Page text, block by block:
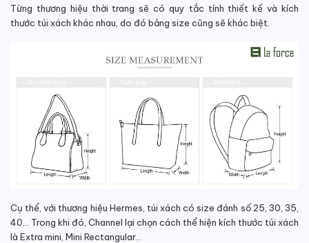
Từng thương hiệu thời trang sẽ có quy tắc tính thiết kế và kích
thước túi xách khác nhau, do đó bảng size cũng sẽ khác biệt.
Cụ thể, với thương hiệu Hermes, túi xách có size đánh số 25, 30, 35,
40… Trong khi đó, Channel lại chọn cách thể hiện kích thước túi xách
là Extra mini, Mini Rectangular…